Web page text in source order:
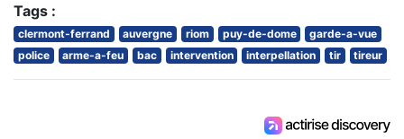
Tags :
clermont-ferrand auvergne riom puy-de-dome
garde-a-vue
police
arme-a-feu bac intervention interpellation tir tireur